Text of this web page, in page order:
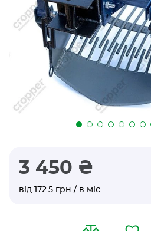
3 450 ₴
від 172.5 грн / в міс